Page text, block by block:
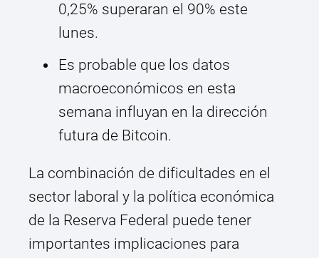
0,25% superaran el 90% este
lunes.
Es probable que los datos
macroeconómicos en esta
semana influyan en la dirección
futura de Bitcoin.
La combinación de dificultades en el
sector laboral y la política económica
de la Reserva Federal puede tener
importantes implicaciones para